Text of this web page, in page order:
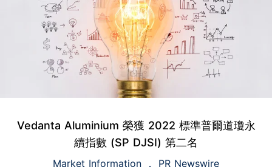
Vedanta Aluminium 榮獲 2022 標準普爾道瓊永
續指數 (SP DJSI) 第二名
Market Information PR Newswire